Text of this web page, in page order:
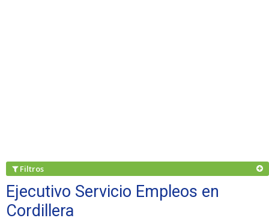
Filtros
Ejecutivo Servicio Empleos en
Cordillera